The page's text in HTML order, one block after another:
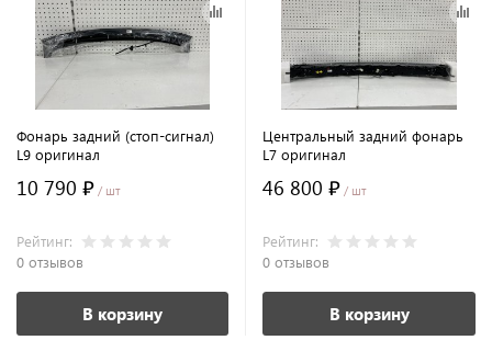
Фонарь задний (стоп-сигнал)
L9 оригинал
10 790 ₽ / шт
Рейтинг:
0 отзывов
В корзину
Центральный задний фонарь
L7 оригинал
46 800 ₽ / шт
Рейтинг:
0 отзывов
В корзину